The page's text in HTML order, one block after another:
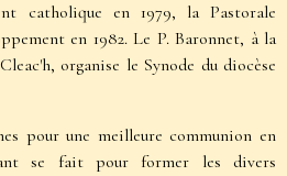
catholique en 1979, la Pastorale
en 1982. Le P. Baronnet, à la
organise le Synode du diocèse
pour une meilleure communion en
se fait pour former les divers